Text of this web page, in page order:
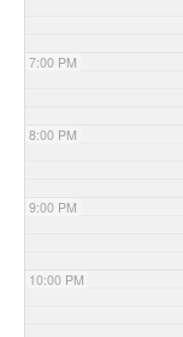
7:00 PM
8:00 PM
9:00 PM
10:00 PM